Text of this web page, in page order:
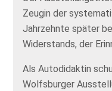
Zeugin der
Jahrzehnte später
Widerstands, der
Als Autodidaktin
Wolfsburger